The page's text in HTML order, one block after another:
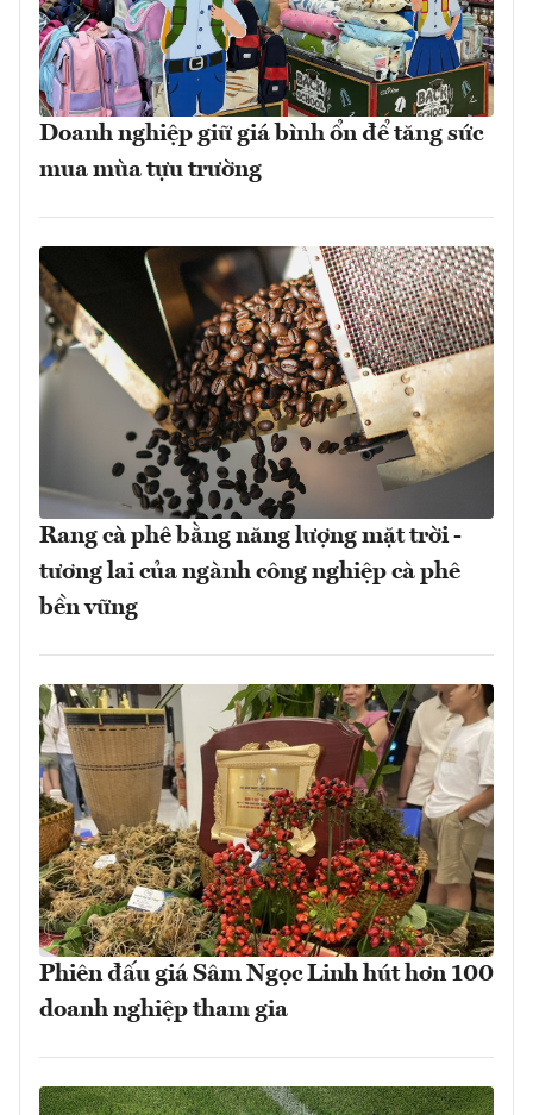
Doanh nghiệp giữ giá bình ổn để tăng sức
mua mùa tựu trường
Rang cà phê bằng năng lượng mặt trời -
tương lai của ngành công nghiệp cà phê
bền vững
Phiên đấu giá Sâm Ngọc Linh hút hơn 100
doanh nghiệp tham gia